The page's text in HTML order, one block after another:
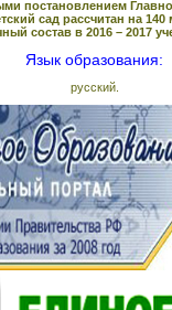
постановлением
сад рассчитан на 140
состав в 2016 – 2017
Язык образования:
русский.